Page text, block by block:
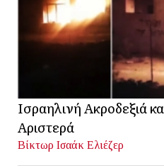
Ισραηλινή Ακροδεξιά
Αριστερά
Βίκτωρ Ισαάκ Ελιέζερ